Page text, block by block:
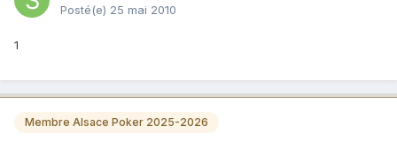
Posté(e) 25 mai 2010
1
Membre Alsace Poker 2025-2026